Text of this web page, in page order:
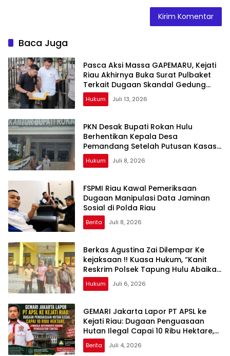
Baca Juga
Pasca Aksi Massa GAPEMARU, Kejati
Riau Akhirnya Buka Surat Pulbaket
Terkait Dugaan Skandal Gedung
DPRD Rohul Rp35,5 Miliar
Hukum Juli 13, 2026
PKN Desak Bupati Rokan Hulu
Berhentikan Kepala Desa
Pemandang Setelah Putusan Kasasi
Berkekuatan Hukum Tetap
Hukum Juli 8, 2026
FSPMI Riau Kawal Pemeriksaan
Dugaan Manipulasi Data Jaminan
Sosial di Polda Riau
Berita Juli 8, 2026
Berkas Agustina Zai Dilempar Ke
kejaksaan !! Kuasa Hukum, “Kanit
Reskrim Polsek Tapung Hulu Abaikan
Saksi, Abaikan Bukti”
Hukum Juli 6, 2026
GEMARI Jakarta Lapor PT APSL ke
Kejati Riau: Dugaan Penguasaan
Hutan Ilegal Capai 10 Ribu Hektare,
Ormas Antikorupsi Dukung
Pengusutan Tuntas
Berita Juli 4, 2026